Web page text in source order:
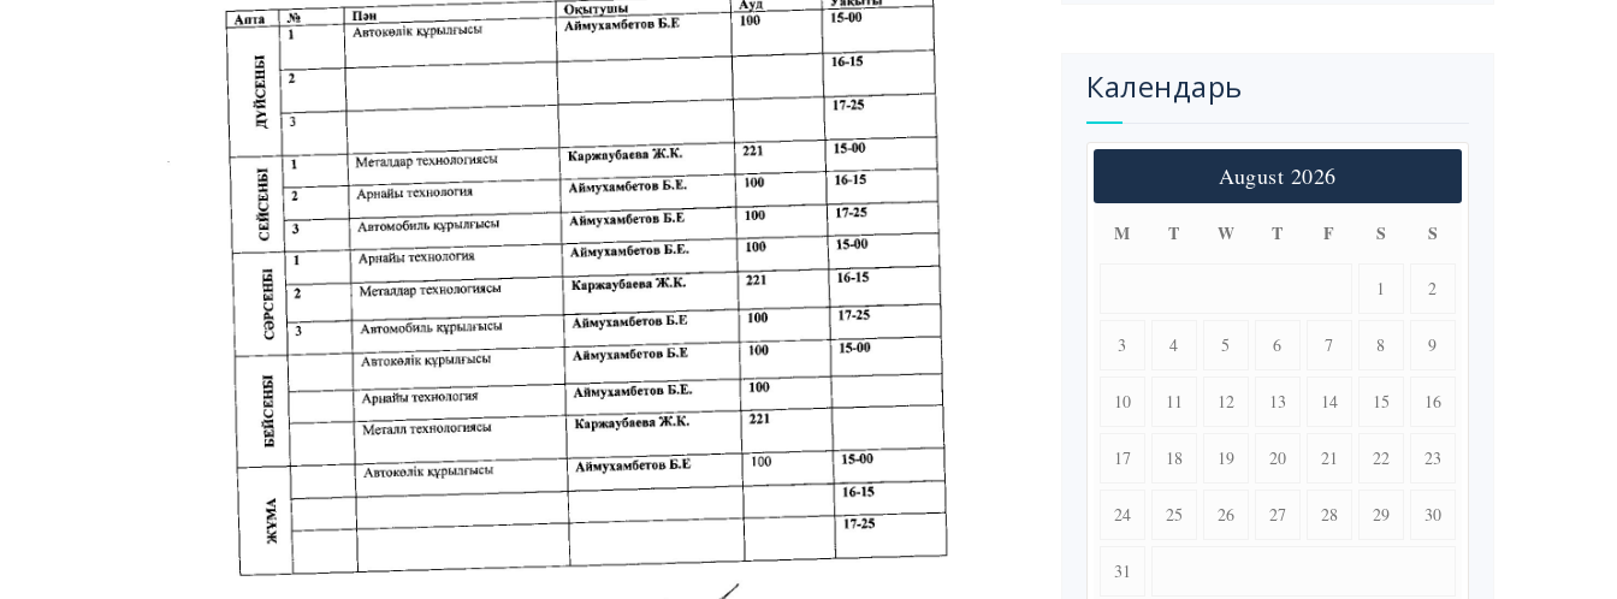
Календарь
August 2026
M T W T F S S
1 2
3 4 5 6 7 8 9
10 11 12 13 14 15 16
17 18 19 20 21 22 23
24 25 26 27 28 29 30
31